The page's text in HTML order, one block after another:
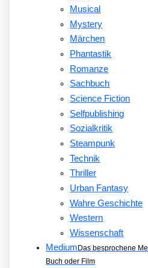
Musical
Mystery
Märchen
Phantastik
Romanze
Sachbuch
Science Fiction
Selfpublishing
Sozialkritik
Steampunk
Technik
Thriller
Urban Fantasy
Wahre Geschichte
Western
Wissenschaft
Medium Das besprochene
Buch oder Film